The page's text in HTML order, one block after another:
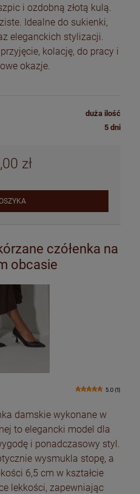
i ozdobną złotą kulą.
Idealne do sukienki,
eleganckich stylizacji.
kolację, do pracy i
okazje.
duża ilość
5 dni
zł
czółenka na
obcasie
5.0 (1)
damskie wykonane w
to elegancki model dla
i ponadczasowy styl.
wysmukla stopę, a
6,5 cm w kształcie
lekkości, zapewniając